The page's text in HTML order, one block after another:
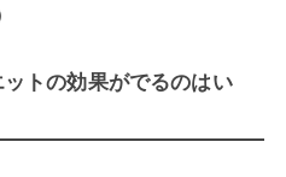
ットの効果がでるのはい